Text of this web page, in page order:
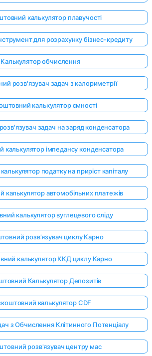
калькулятор плавучості
для розрахунку бізнес-кредиту
Калькулятор обчислення
розв'язувач задач з калориметрії
калькулятор ємності
задач на заряд конденсатора
калькулятор імпедансу конденсатора
податку на приріст капіталу
калькулятор автомобільних платежів
калькулятор вуглецевого сліду
розв'язувач циклу Карно
калькулятор ККД циклу Карно
Калькулятор Депозитів
калькулятор CDF
з Обчислення Клітинного Потенціалу
розв'язувач центру мас